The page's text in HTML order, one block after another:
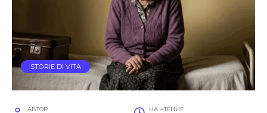
STORIE DI VITA
АВТОР НА ЧТЕНИЕ